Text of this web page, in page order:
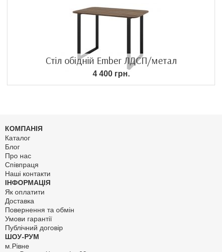
Стіл обідній Ember ЛДСП/метал
4 400 грн.
КОМПАНІЯ
Каталог
Блог
Про нас
Співпраця
Наші контакти
ІНФОРМАЦІЯ
Як оплатити
Доставка
Повернення та обмін
Умови гарантії
Публічний договір
ШОУ-РУМ
м.Рівне